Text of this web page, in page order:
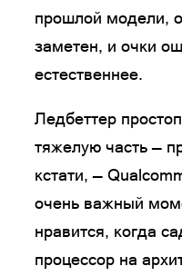
прошлой модели,
заметен, и очки
естественнее.
Ледбеттер
тяжелую часть —
кстати, —
очень важный
нравится, когда
процессор на